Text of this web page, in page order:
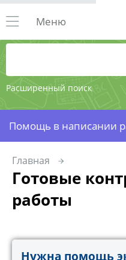
Расширенный поиск
Меню
Помощь в написании
Главная
Готовые
работы
Нужна помощь